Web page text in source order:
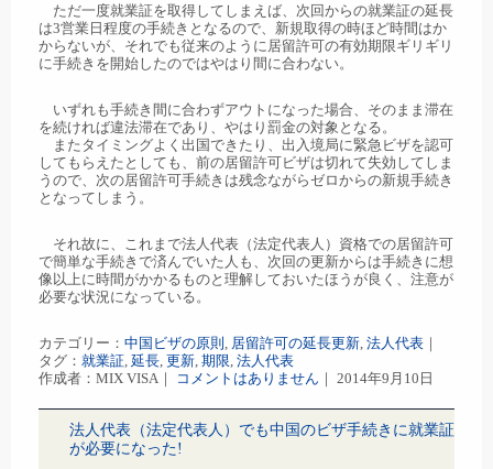
ただ一度就業証を取得してしまえば、次回からの就業証の延長
は3営業日程度の手続きとなるので、新規取得の時ほど時間はか
からないが、それでも従来のように居留許可の有効期限ギリギリ
に手続きを開始したのではやはり間に合わない。
いずれも手続き間に合わずアウトになった場合、そのまま滞在
を続ければ違法滞在であり、やはり罰金の対象となる。
またタイミングよく出国できたり、出入境局に緊急ビザを認可
してもらえたとしても、前の居留許可ビザは切れて失効してしま
うので、次の居留許可手続きは残念ながらゼロからの新規手続き
となってしまう。
それ故に、これまで法人代表（法定代表人）資格での居留許可
で簡単な手続きで済んでいた人も、次回の更新からは手続きに想
像以上に時間がかかるものと理解しておいたほうが良く、注意が
必要な状況になっている。
カテゴリー： 中国ビザの原則 居留許可の延長更新 法人代表 ｜
タグ： 就業証 延長 更新 期限 法人代表
作成者：MIX VISA｜
コメントはありません ｜ 2014年9月10日
法人代表（法定代表人）でも中国のビザ手続きに就業証
が必要になった!